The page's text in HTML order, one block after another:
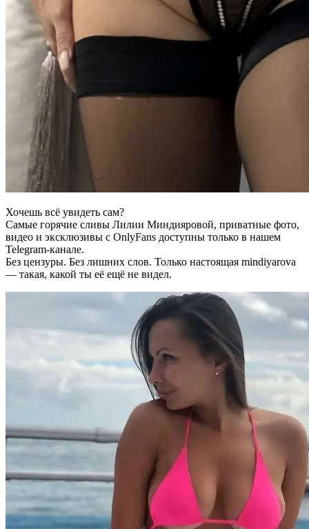
Хочешь всё увидеть сам?
Самые горячие сливы Лилии Миндияровой, приватные фото,
видео и эксклюзивы с OnlyFans доступны только в нашем
Telegram-канале.
Без цензуры. Без лишних слов. Только настоящая mindiyarova
— такая, какой ты её ещё не видел.